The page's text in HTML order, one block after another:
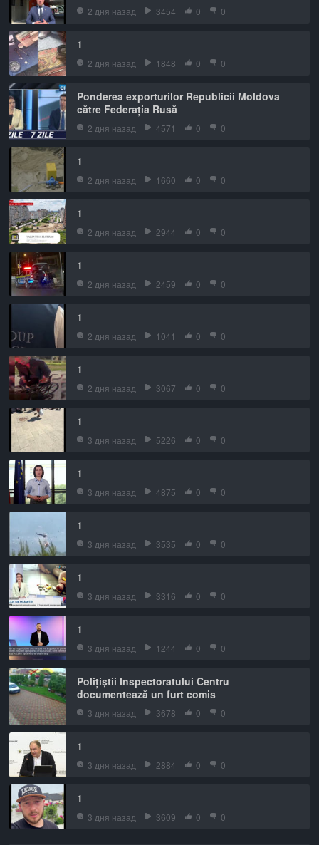
2 дня назад 3454 0 0
1
2 дня назад 1848 0 0
Ponderea exporturilor Republicii Moldova
către Federația Rusă
2 дня назад 4571 0 0
1
2 дня назад 1660 0 0
1
2 дня назад 2944 0 0
1
2 дня назад 2459 0 0
1
2 дня назад 1041 0 0
1
2 дня назад 3067 0 0
1
3 дня назад 5226 0 0
1
3 дня назад 4875 0 0
1
3 дня назад 3535 0 0
1
3 дня назад 3316 0 0
1
3 дня назад 1244 0 0
Polițiștii Inspectoratului Centru
documentează un furt comis
3 дня назад 3678 0 0
1
3 дня назад 2884 0 0
1
3 дня назад 3609 0 0